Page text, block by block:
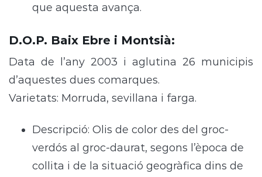
que aquesta avança.
D.O.P. Baix Ebre i Montsià:
Data de l’any 2003 i aglutina 26 municipis
d’aquestes dues comarques.
Varietats: Morruda, sevillana i farga.
Descripció: Olis de color des del groc-
verdós al groc-daurat, segons l’època de
collita i de la situació geogràfica dins de